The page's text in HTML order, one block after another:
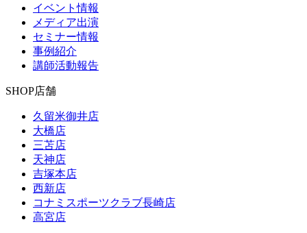
イベント情報
メディア出演
セミナー情報
事例紹介
講師活動報告
SHOP店舗
久留米御井店
大橋店
三苫店
天神店
吉塚本店
西新店
コナミスポーツクラブ長崎店
高宮店